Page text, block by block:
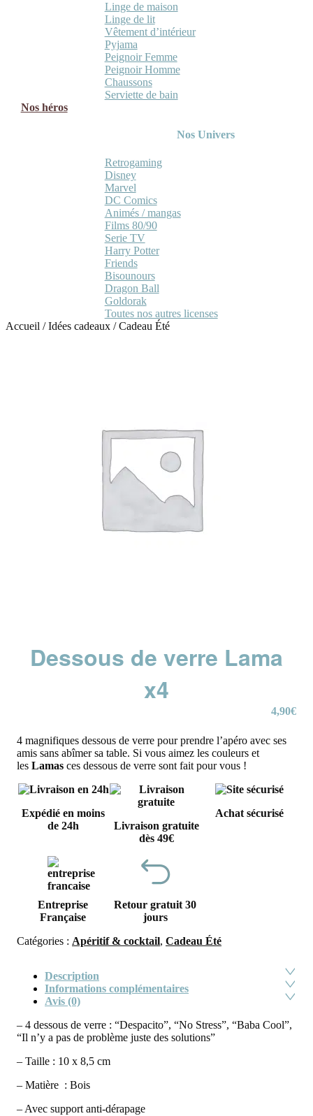
Linge de maison
Linge de lit
Vêtement d’intérieur
Pyjama
Peignoir Femme
Peignoir Homme
Chaussons
Serviette de bain
Nos héros
Nos Univers
Retrogaming
Disney
Marvel
DC Comics
Animés / mangas
Films 80/90
Serie TV
Harry Potter
Friends
Bisounours
Dragon Ball
Goldorak
Toutes nos autres licenses
Accueil /Idées cadeaux /Cadeau Été
Dessous de verre Lama
x4
4,90€
4 magnifiques dessous de verre pour prendre l’apéro avec ses
amis sans abîmer sa table. Si vous aimez les couleurs et
les Lamas ces dessous de verre sont fait pour vous !
Expédié en moins
de 24h
Livraison gratuite
dès 49€
Achat sécurisé
Entreprise
Française
Retour gratuit 30
jours
Catégories : Apéritif & cocktail, Cadeau Été
Description
Informations complémentaires
Avis (0)
– 4 dessous de verre : “Despacito”, “No Stress”, “Baba Cool”,
“Il n’y a pas de problème juste des solutions”
– Taille : 10 x 8,5 cm
– Matière : Bois
– Avec support anti-dérapage